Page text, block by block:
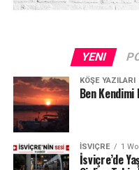
Kuraklığın etkileri
des Brenets de son
karşıya.
24 Temmuz
metre, çıkıştaki su debisi
metreküp olarak
nedeniyle göldeki tekne
YENI
KÖŞE YAZILARI
Ben Kendimi
İSVIÇRE 1
İsviçre’de